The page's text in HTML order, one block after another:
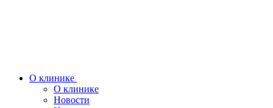
О клинике
О клинике
Новости